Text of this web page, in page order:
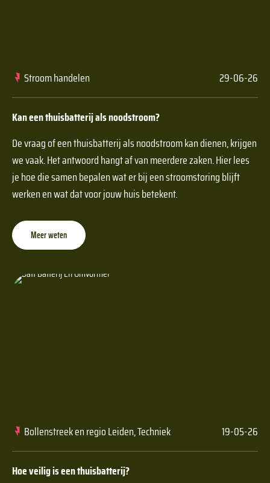
Stroom handelen 29-06-26
Kan een thuisbatterij als noodstroom?
De vraag of een thuisbatterij als noodstroom kan dienen, krijgen
we vaak. Het antwoord hangt af van meerdere zaken. Hier lees
je hoe die samen bepalen wat er bij een stroomstoring blijft
werken en wat dat voor jouw huis betekent.
Meer weten
Bollenstreek en regio Leiden, Techniek 19-05-26
Hoe veilig is een thuisbatterij?